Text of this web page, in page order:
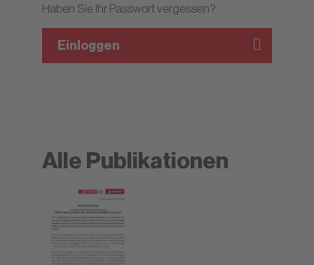
Haben Sie Ihr Passwort vergessen?
Einloggen
Alle Publikationen